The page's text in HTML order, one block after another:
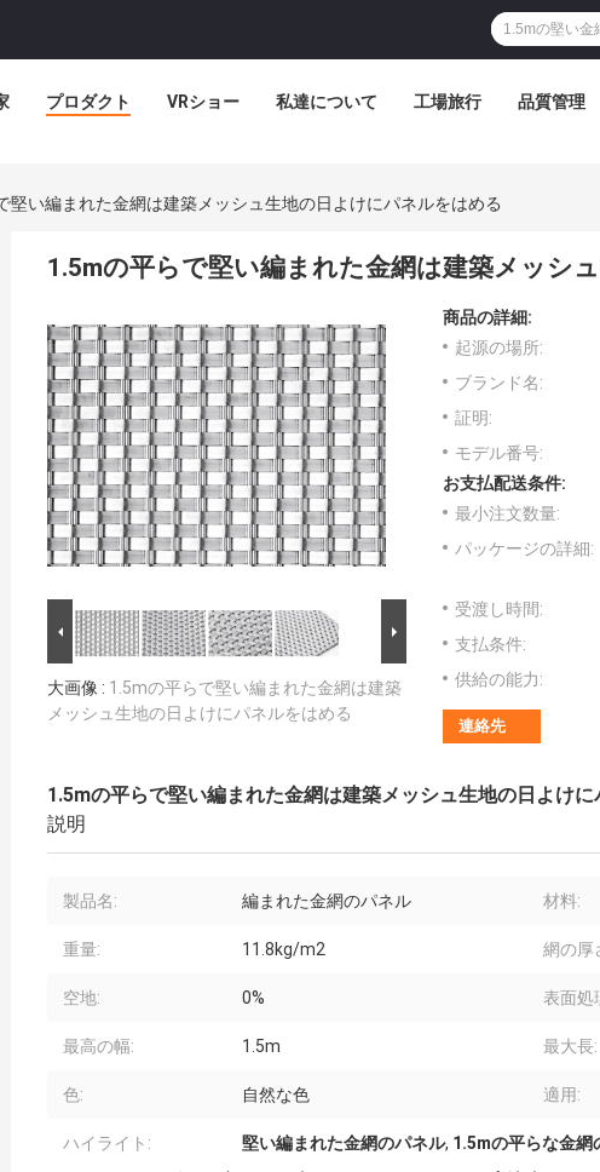
プロダクト VRショー 私達について 工場旅行 品質管理
堅い編まれた金網は建築メッシュ生地の日よけにパネルをはめる
1.5mの平らで堅い編まれた金網は建築メッシ
大画像 : 1.5mの平らで堅い編まれた金網は建築
メッシュ生地の日よけにパネルをはめる
商品の詳細:
起源の場所:
ブランド名:
証明:
モデル番号:
お支払配送条件:
最小注文数量:
パッケージの詳細:
受渡し時間:
支払条件:
供給の能力:
連絡先
1.5mの平らで堅い編まれた金網は建築メッシュ生地の日よけに
説明
製品名: 編まれた金網のパネル 材料:
重量: 11.8kg/m2 網の厚
空地: 0% 表面処
最高の幅: 1.5m 最大長:
色: 自然な色 適用:
ハイライト: 堅い編まれた金網のパネル, 1.5mの平らな金網